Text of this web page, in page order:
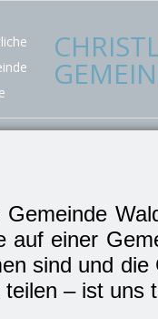
Gemeinde
auf einer
sind und
– ist uns